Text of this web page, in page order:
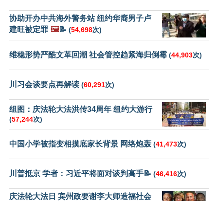
协助开办中共海外警务站 纽约华裔男子卢
建旺被定罪 🖼️📝 (54,698次)
维稳形势严酷文革回潮 社会管控趋紧海归倒霉 (44,903次)
川习会谈要点再解读 (60,291次)
组图：庆法轮大法洪传34周年 纽约大游行
(57,244次)
中国小学被指变相摸底家长背景 网络炮轰 (41,473次)
川普抵京 学者：习近平将面对谈判高手📝 (46,416次)
庆法轮大法日 宾州政要谢李大师造福社会